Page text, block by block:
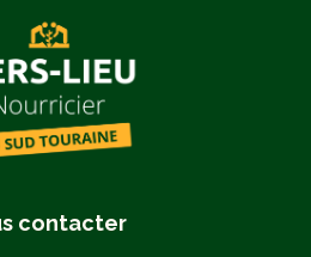
contacter